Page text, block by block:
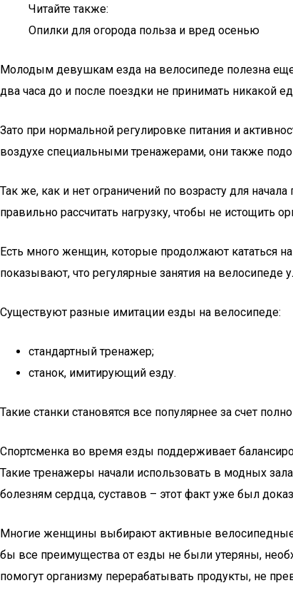
Читайте также:
Опилки для огорода польза и вред осенью
Молодым девушкам езда на велосипеде полезна
два часа до и после поездки не принимать никакой
Зато при нормальной регулировке питания и
воздухе специальными тренажерами, они также
Так же, как и нет ограничений по возрасту для
правильно рассчитать нагрузку, чтобы не истощить
Есть много женщин, которые продолжают кататься
показывают, что регулярные занятия на
Существуют разные имитации езды на велосипеде:
стандартный тренажер;
станок, имитирующий езду.
Такие станки становятся все популярнее за счет
Спортсменка во время езды поддерживает
Такие тренажеры начали использовать в модных
болезням сердца, суставов – этот факт уже был
Многие женщины выбирают активные велосипедные
бы все преимущества от езды не были утеряны,
помогут организму перерабатывать продукты, не